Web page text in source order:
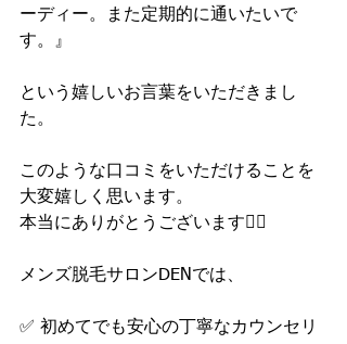
ーディー。また定期的に通いたいで
す。』
という嬉しいお言葉をいただきまし
た。
このような口コミをいただけることを
大変嬉しく思います。
本当にありがとうございます🙇‍♂️
メンズ脱毛サロンDENでは、
✅ 初めてでも安心の丁寧なカウンセリ